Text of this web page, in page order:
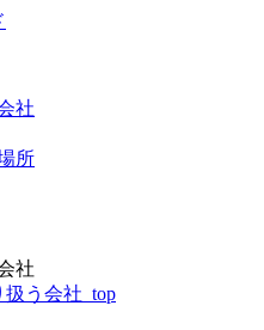
社
所
社
う会社_top